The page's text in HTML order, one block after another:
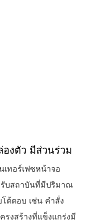
งตัว มีส่วนร่วม
เทอร์เฟซหน้าจอ
รับสถาบันที่มีปริมาณ
ต้ตอบ เช่น คำสั่ง
รงสร้างที่แข็งแกร่งมี